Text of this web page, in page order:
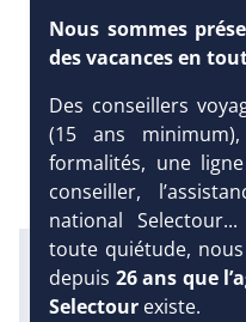
Infos météo :
26 °C
30 mm
Infos plages :
Nous sommes
des vacances en
Des conseillers
(15 ans
formalités, une
conseiller,
national
toute quiétude,
depuis 26 ans que
Selectour existe.